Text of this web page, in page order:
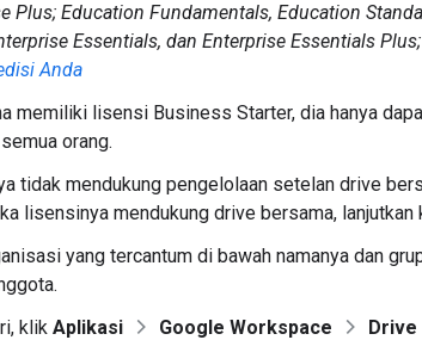
Plus; Education Fundamentals, Education
Essentials, dan Enterprise Essentials
Anda
memiliki lisensi Business Starter, dia hanya
orang.
tidak mendukung pengelolaan setelan drive
lisensinya mendukung drive bersama, lanjutkan
yang tercantum di bawah namanya dan
klik Aplikasi Google Workspace Drive